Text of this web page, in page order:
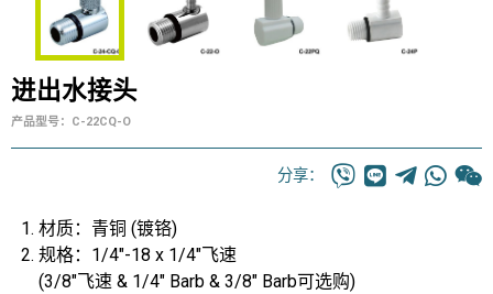
进出水接头
产品型号：C-22CQ-O
分享：
材质：青铜 (镀铬)
规格：1/4"-18 x 1/4"飞速
(3/8"飞速 & 1/4" Barb & 3/8" Barb可选购)